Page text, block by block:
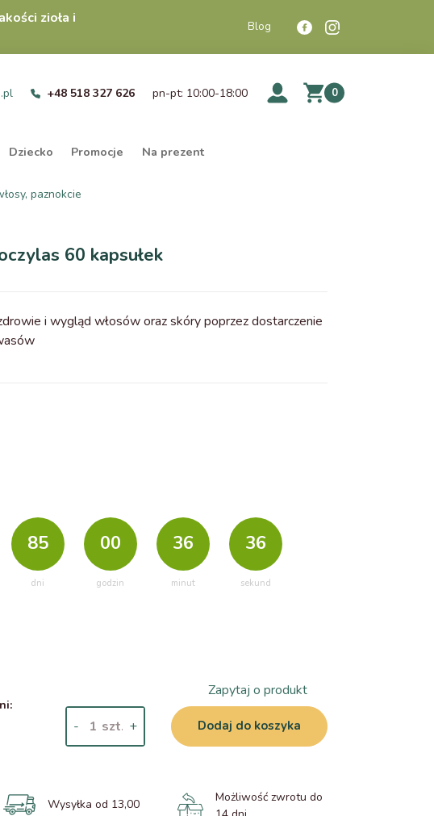
zioła i
Blog
+48 518 327 626 pn-pt: 10:00-18:00 0
Dziecko Promocje Na prezent
paznokcie
60 kapsułek
i wygląd włosów oraz skóry poprzez dostarczenie
85
dni
00
godzin
36
minut
35
sekund
Zapytaj o produkt
- + Dodaj do koszyka
Wysyłka od 13,00
Możliwość zwrotu do